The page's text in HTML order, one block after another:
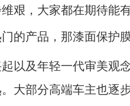
艰，大家都在期待能
产品，那漆面保护膜
及年轻一代审美观念
大部分高端车主也逐